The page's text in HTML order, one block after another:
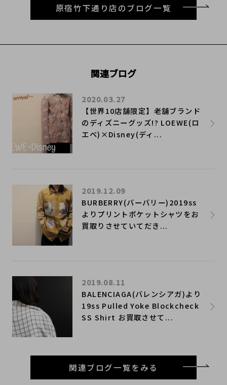
原宿竹下通り店のブログ一覧
関連ブログ
【世界10店舗限定】老舗ブランド
のディズニーグッズ!? LOEWE(ロ
エベ)×Disney(ディ...
2020.03.27
BURBERRY(バーバリー)2019ss
よりプリントポケットシャツをお
買取りさせていてだき...
2019.12.09
BALENCIAGA(バレンシアガ)より
19ss Pulled Yoke Blockcheck
SS Shirt お買取させて...
2019.08.11
関連ブログ一覧をみる